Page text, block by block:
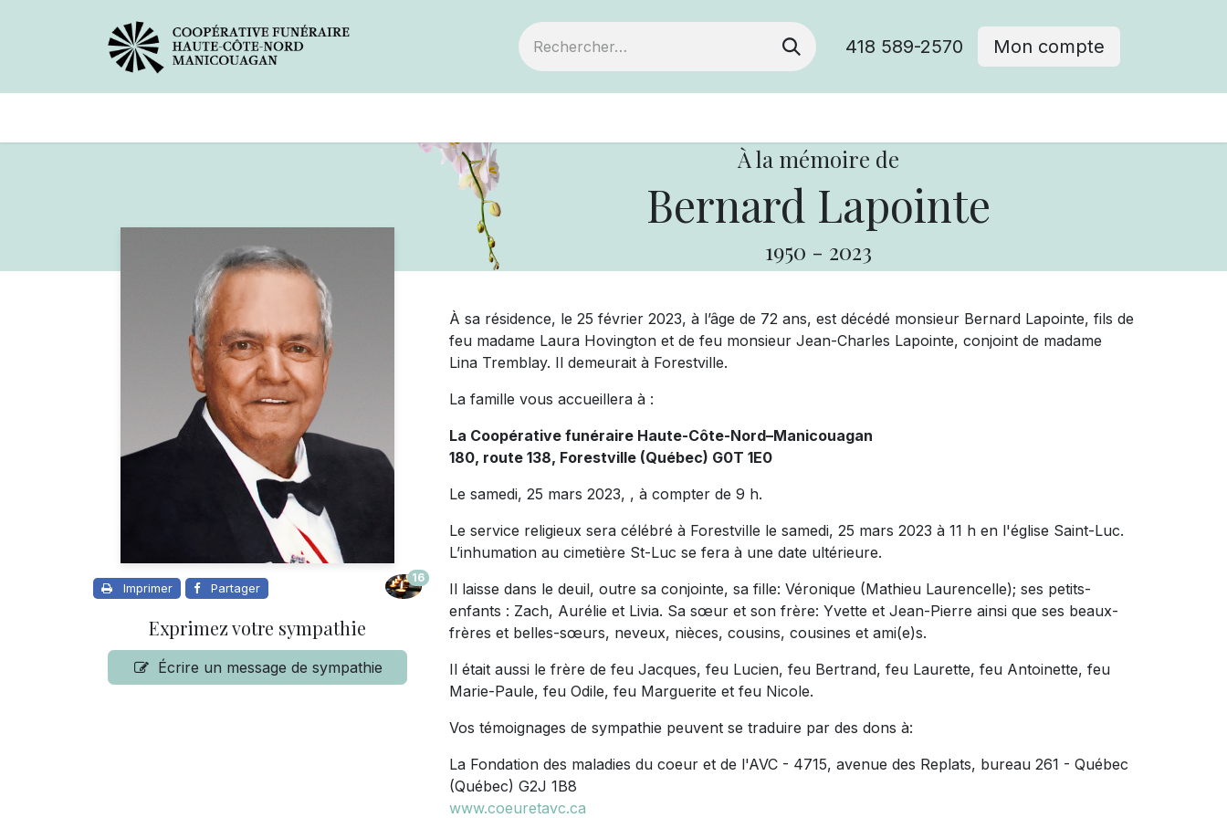
418 589-2570 Mon compte
À la mémoire de
Bernard Lapointe
1950 - 2023
Imprimer Partager
16
Exprimez votre sympathie
Écrire un message de sympathie
À sa résidence, le 25 février 2023, à l’âge de 72 ans, est décédé monsieur Bernard Lapointe, fils de
feu madame Laura Hovington et de feu monsieur Jean-Charles Lapointe, conjoint de madame
Lina Tremblay. Il demeurait à Forestville.
La famille vous accueillera à :
La Coopérative funéraire Haute-Côte-Nord–Manicouagan
180, route 138, Forestville (Québec) G0T 1E0
Le samedi, 25 mars 2023, , à compter de 9 h.
Le service religieux sera célébré à Forestville le samedi, 25 mars 2023 à 11 h en l'église Saint-Luc.
L’inhumation au cimetière St-Luc se fera à une date ultérieure.
Il laisse dans le deuil, outre sa conjointe, sa fille: Véronique (Mathieu Laurencelle); ses petits-
enfants : Zach, Aurélie et Livia. Sa sœur et son frère: Yvette et Jean-Pierre ainsi que ses beaux-
frères et belles-sœurs, neveux, nièces, cousins, cousines et ami(e)s.
Il était aussi le frère de feu Jacques, feu Lucien, feu Bertrand, feu Laurette, feu Antoinette, feu
Marie-Paule, feu Odile, feu Marguerite et feu Nicole.
Vos témoignages de sympathie peuvent se traduire par des dons à:
La Fondation des maladies du coeur et de l'AVC - 4715, avenue des Replats, bureau 261 - Québec
(Québec) G2J 1B8
www.coeuretavc.ca